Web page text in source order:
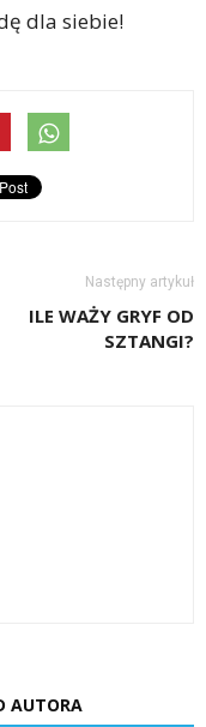
dla siebie!
Następny artykuł
ILE WAŻY GRYF OD
SZTANGI?
AUTORA